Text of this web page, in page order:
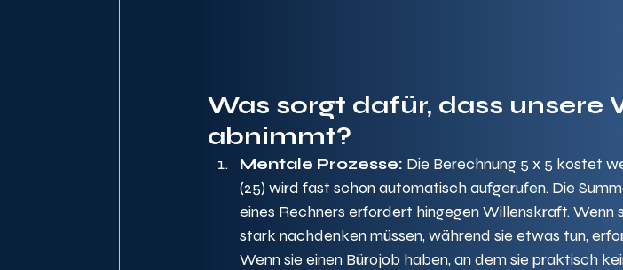
Was sorgt dafür, dass unsere
abnimmt?
Mentale Prozesse: Die Berechnung 5 x 5 kostet
(25) wird fast schon automatisch aufgerufen. Die
eines Rechners erfordert hingegen Willenskraft. Wenn
stark nachdenken müssen, während sie etwas tun,
Wenn sie einen Bürojob haben, an dem sie praktisch